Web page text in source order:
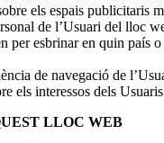
els espais publicitaris
de l’Usuari del lloc
per esbrinar en quin país
de navegació de
els interessos dels
LLOC WEB